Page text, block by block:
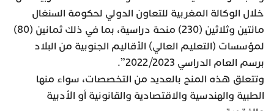
خلال الوكالة المغربية للتعاون الدولي لحكومة السنغال
مائتين وثلاثين (230) منحة دراسية، بما في ذلك ثمانين (80)
لمؤسسات (التعليم العالي) الأقاليم الجنوبية من البلاد
برسم العام الدراسي 2022/2023”.
وتتعلق هذه المنح بالعديد من التخصصات، سواء منها
الطبية والهندسية والاقتصادية والقانونية أو الأدبية